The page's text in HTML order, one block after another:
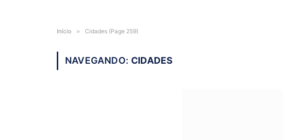
Início » Cidades (Page 259)
NAVEGANDO: CIDADES